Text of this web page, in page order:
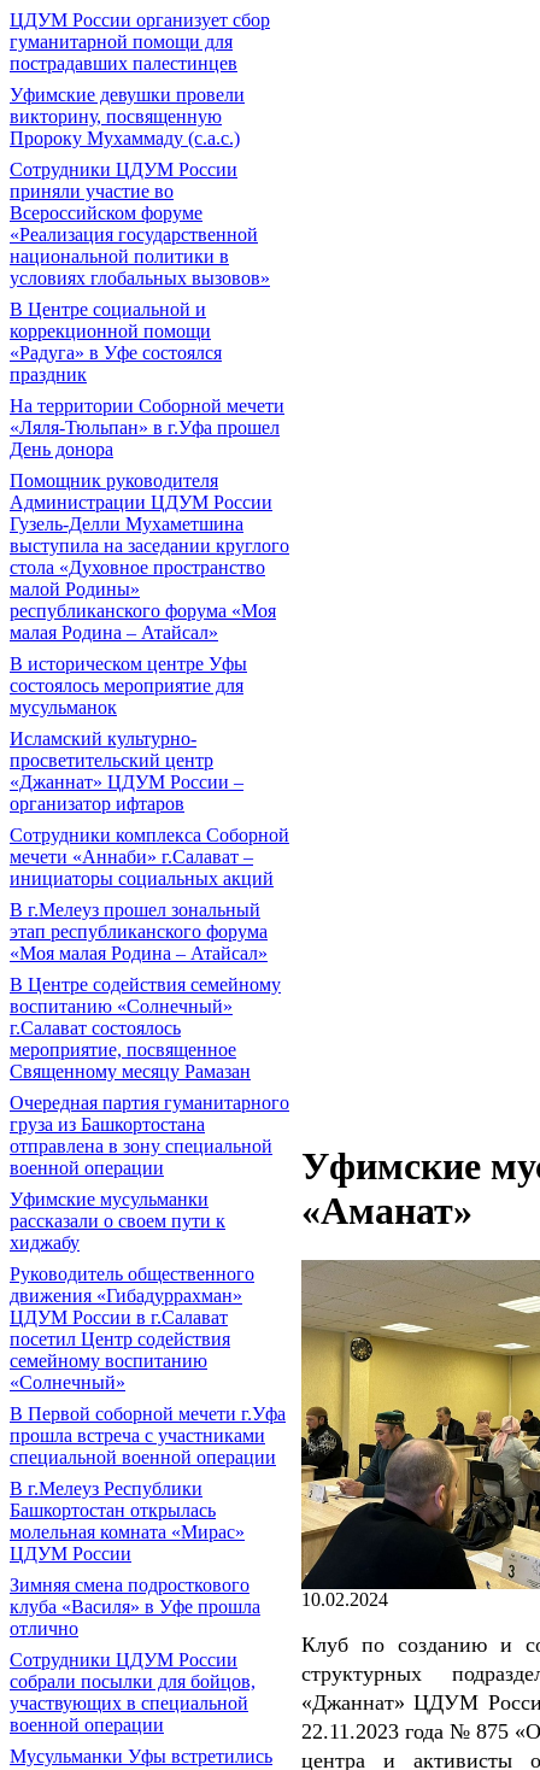
ЦДУМ России организует сбор
гуманитарной помощи для
пострадавших палестинцев
Уфимские девушки провели
викторину, посвященную
Пророку Мухаммаду (с.а.с.)
Сотрудники ЦДУМ России
приняли участие во
Всероссийском форуме
«Реализация государственной
национальной политики в
условиях глобальных вызовов»
В Центре социальной и
коррекционной помощи
«Радуга» в Уфе состоялся
праздник
На территории Соборной мечети
«Ляля-Тюльпан» в г.Уфа прошел
День донора
Помощник руководителя
Администрации ЦДУМ России
Гузель-Делли Мухаметшина
выступила на заседании круглого
стола «Духовное пространство
малой Родины»
республиканского форума «Моя
малая Родина – Атайсал»
В историческом центре Уфы
состоялось мероприятие для
мусульманок
Исламский культурно-
просветительский центр
«Джаннат» ЦДУМ России –
организатор ифтаров
Сотрудники комплекса Соборной
мечети «Аннаби» г.Салават –
инициаторы социальных акций
В г.Мелеуз прошел зональный
этап республиканского форума
«Моя малая Родина – Атайсал»
В Центре содействия семейному
воспитанию «Солнечный»
г.Салават состоялось
мероприятие, посвященное
Священному месяцу Рамазан
Очередная партия гуманитарного
груза из Башкортостана
отправлена в зону специальной
военной операции
Уфимские мусульманки
рассказали о своем пути к
хиджабу
Руководитель общественного
движения «Гибадуррахман»
ЦДУМ России в г.Салават
посетил Центр содействия
семейному воспитанию
«Солнечный»
В Первой соборной мечети г.Уфа
прошла встреча с участниками
специальной военной операции
В г.Мелеуз Республики
Башкортостан открылась
молельная комната «Мирас»
ЦДУМ России
Зимняя смена подросткового
клуба «Василя» в Уфе прошла
отлично
Сотрудники ЦДУМ России
собрали посылки для бойцов,
участвующих в специальной
военной операции
Мусульманки Уфы встретились
Уфимские
«Аманат»
10.02.2024
Клуб по созданию и
структурных
«Джаннат» ЦДУМ
22.11.2023 года № 875
центра и активисты